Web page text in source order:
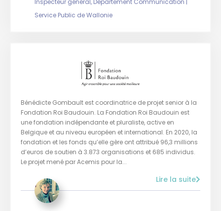
Inspecteur général, Département Communication |
Service Public de Wallonie
Bénédicte Gombault est coordinatrice de projet senior à la
Fondation Roi Baudouin. La Fondation Roi Baudouin est
une fondation indépendante et pluraliste, active en
Belgique et au niveau européen et international. En 2020, la
fondation et les fonds qu’elle gère ont attribué 96,3 millions
d’euros de soutien à 3.873 organisations et 685 individus.
Le projet mené par Acemis pour la...
Lire la suite